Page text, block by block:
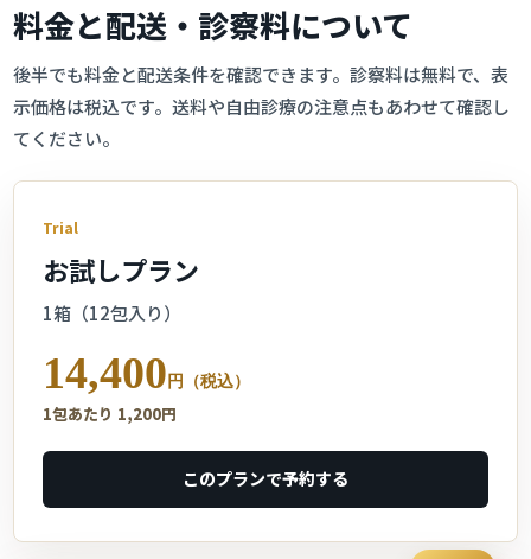
料金と配送・診察料について
後半でも料金と配送条件を確認できます。診察料は無料で、表
示価格は税込です。送料や自由診療の注意点もあわせて確認し
てください。
Trial
お試しプラン
1箱（12包入り）
14,400 円（税込）
1包あたり 1,200円
このプランで予約する